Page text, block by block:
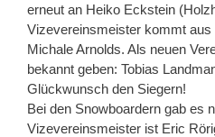
erneut an Heiko Eckstein
Vizevereinsmeister kommt aus
Michale Arnolds. Als neuen
bekannt geben: Tobias
Glückwunsch den Siegern!
Bei den Snowboardern gab es
Vizevereinsmeister ist Eric